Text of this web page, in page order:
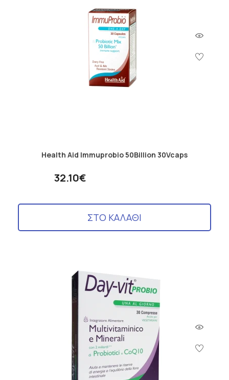
Health Aid Immuprobio 50Billion 30Vcaps
32.10€
ΣΤΟ ΚΑΛΑΘΙ